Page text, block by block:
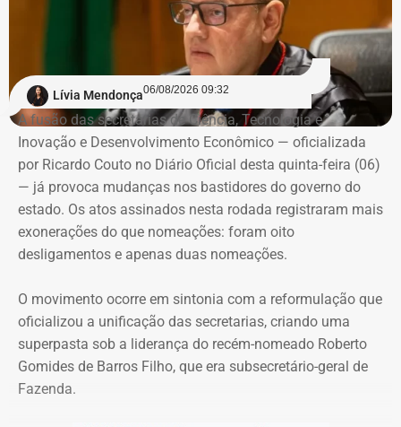
Lívia Mendonça06/08/2026 09:32
A fusão das secretarias de Ciência, Tecnologia e
Inovação e Desenvolvimento Econômico — oficializada
por Ricardo Couto no Diário Oficial desta quinta-feira (06)
— já provoca mudanças nos bastidores do governo do
estado. Os atos assinados nesta rodada registraram mais
exonerações do que nomeações: foram oito
desligamentos e apenas duas nomeações.
O movimento ocorre em sintonia com a reformulação que
oficializou a unificação das secretarias, criando uma
superpasta sob a liderança do recém-nomeado Roberto
Gomides de Barros Filho, que era subsecretário-geral de
Fazenda.